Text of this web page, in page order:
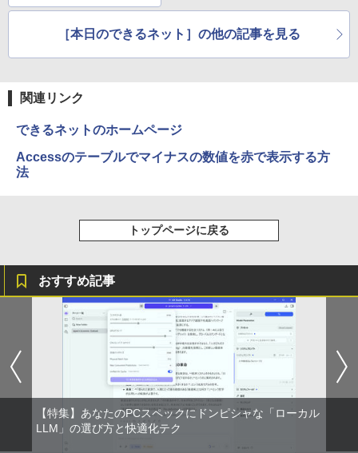
［本日のできるネット］の他の記事を見る
関連リンク
できるネットのホームページ
Accessのテーブルでマイナスの数値を赤で表示する方
法
トップページに戻る
おすすめ記事
【特集】あなたのPCスペックにドンピシャな「ローカル
LLM」の選び方と快適化テク